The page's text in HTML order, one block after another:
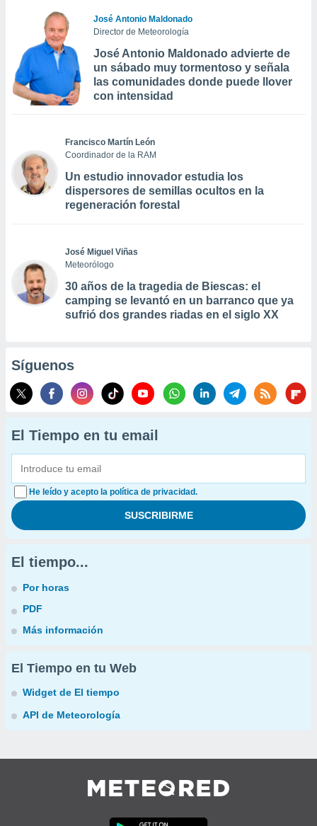
José Antonio Maldonado
Director de Meteorología
José Antonio Maldonado advierte de
un sábado muy tormentoso y señala
las comunidades donde puede llover
con intensidad
Francisco Martín León
Coordinador de la RAM
Un estudio innovador estudia los
dispersores de semillas ocultos en la
regeneración forestal
José Miguel Viñas
Meteorólogo
30 años de la tragedia de Biescas: el
camping se levantó en un barranco que ya
sufrió dos grandes riadas en el siglo XX
Síguenos
El Tiempo en tu email
He leído y acepto la política de privacidad.
El tiempo...
Por horas
PDF
Más información
El Tiempo en tu Web
Widget de El tiempo
API de Meteorología